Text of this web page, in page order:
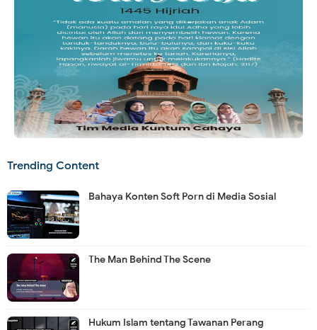
Trending Content
Bahaya Konten Soft Porn di Media Sosial
The Man Behind The Scene
Hukum Islam tentang Tawanan Perang